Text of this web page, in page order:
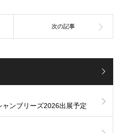
ンブリーズ2026出展予定